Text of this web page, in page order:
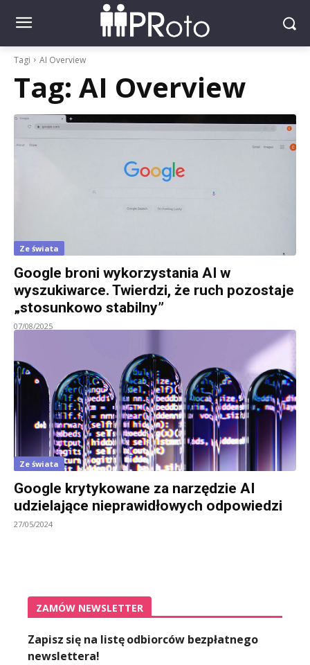
Tagi AI Overview
Tag: AI Overview
Ze świata
Google broni wykorzystania AI w
wyszukiwarce. Twierdzi, że ruch pozostaje
„stosunkowo stabilny”
07/08/2025
Ze świata
Google krytykowane za narzędzie AI
udzielające nieprawidłowych odpowiedzi
27/05/2024
ZAMÓW NEWSLETTER
Zapisz się na listę odbiorców bezpłatnego
newslettera!